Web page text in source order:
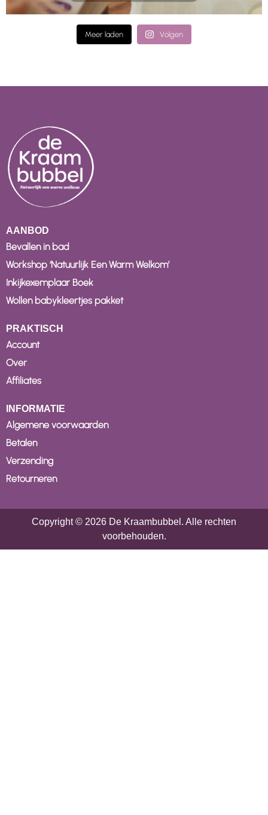
Meer laden Volgen
AANBOD
Bevallen in bad
Workshop ‘Natuurlijk Een Warm Welkom’
Inkijkexemplaar Boek
Wollen babykleertjes pakket
PRAKTISCH
Account
Over
Affiliates
INFORMATIE
Algemene voorwaarden
Betalen
Verzending
Retourneren
Copyright © 2026 De Kraambubbel. Alle rechten
voorbehouden.